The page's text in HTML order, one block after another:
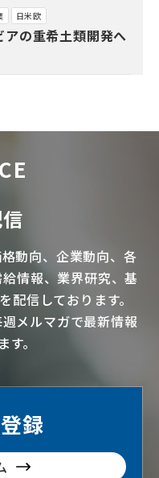
日米欧
の重希土類開発へ
動向、企業動向、各
情報、業界研究、基
配信 しております。
メルマガで最新情報
。
録